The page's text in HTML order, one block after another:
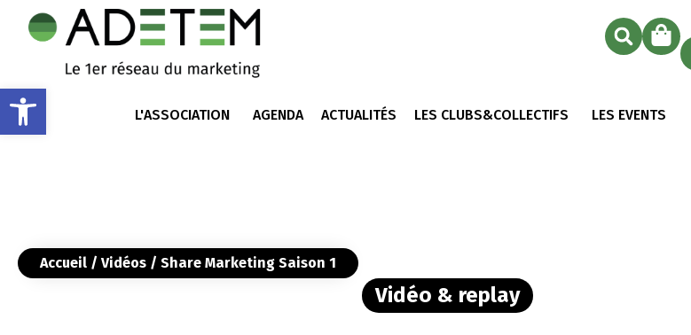
Ouvrir la barre d’outils
L'ASSOCIATION AGENDA ACTUALITÉS LES CLUBS&COLLECTIFS LES EVENTS
Accueil / Vidéos / Share Marketing Saison 1
Vidéo & replay